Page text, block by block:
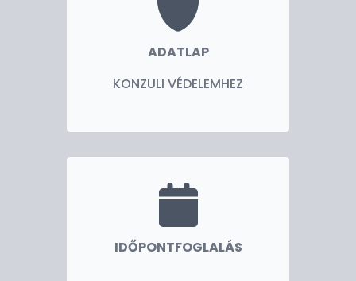
ADATLAP
KONZULI VÉDELEMHEZ
IDŐPONTFOGLALÁS